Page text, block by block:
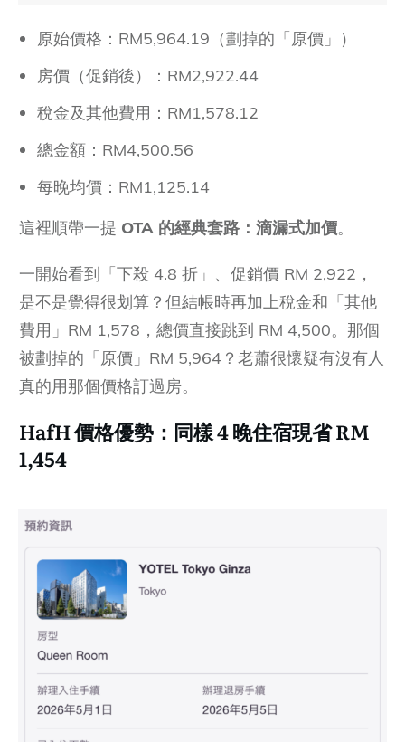
原始價格：RM5,964.19（劃掉的「原價」）
房價（促銷後）：RM2,922.44
稅金及其他費用：RM1,578.12
總金額：RM4,500.56
每晚均價：RM1,125.14
這裡順帶一提 OTA 的經典套路：滴漏式加價。
一開始看到「下殺 4.8 折」、促銷價 RM 2,922，
是不是覺得很划算？但結帳時再加上稅金和「其他
費用」RM 1,578，總價直接跳到 RM 4,500。那個
被劃掉的「原價」RM 5,964？老蕭很懷疑有沒有人
真的用那個價格訂過房。
HafH 價格優勢：同樣 4 晚住宿現省 RM
1,454